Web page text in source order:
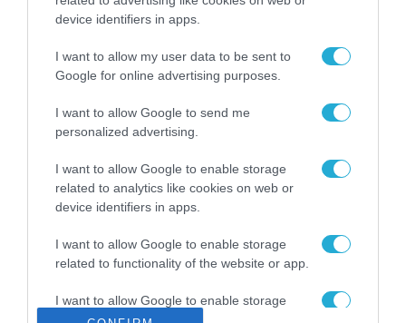
device identifiers in apps.
I want to allow my user data to be sent to
Google for online advertising purposes.
I want to allow Google to send me
personalized advertising.
I want to allow Google to enable storage
related to analytics like cookies on web or
device identifiers in apps.
I want to allow Google to enable storage
related to functionality of the website or app.
I want to allow Google to enable storage
related to personalization.
ενισχύει την ασφάλεια
των παιδιών στο
διαδίκτυο
31.07.2026
ΑΑΔΕ: Διευκρινίσεις
για τα πρόστιμα σε
αφορούν τους ΦΗΜ
Σ. Καλαφάτης: «Η
Τεχνητή Νοημοσύνη
δεν είναι απλώς μια
μια νέα βιομηχανική
επανάσταση»
Νέος οδηγός του ΕΚΤ
των ελληνικών